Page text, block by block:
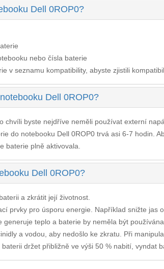
Dell 0ROP0?
nebo čísla baterie
v seznamu kompatibility, abyste zjistili
Dell 0ROP0?
chvíli byste nejdříve neměli používat externí
do notebooku Dell 0ROP0 trvá asi 6-7 hodin.
baterie plně aktivovala.
Dell 0ROP0?
a zkrátit její životnost.
prvky pro úsporu energie. Například snižte jas
teplo a baterie by neměla být
a vodou, aby nedošlo ke zkratu. Při
držet přibližně ve výši 50 % nabití, vyndat